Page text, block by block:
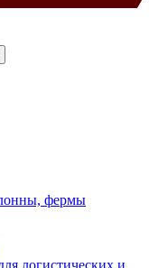
фермы
логистических и